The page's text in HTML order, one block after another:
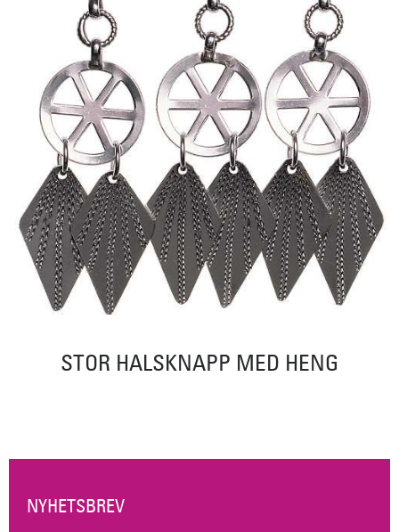
STOR HALSKNAPP MED HENG
NYHETSBREV